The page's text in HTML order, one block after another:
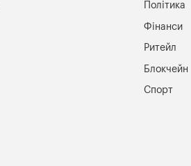
Політика
Фінанси
Ритейл
Блокчейн
Спорт